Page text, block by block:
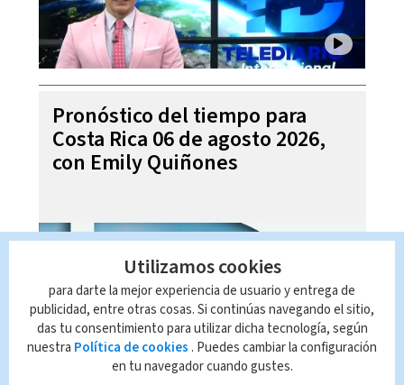
Pronóstico del tiempo para
Costa Rica 06 de agosto 2026,
con Emily Quiñones
Utilizamos cookies
para darte la mejor experiencia de usuario y entrega de
publicidad, entre otras cosas. Si continúas navegando el sitio,
das tu consentimiento para utilizar dicha tecnología, según
nuestra Política de cookies . Puedes cambiar la configuración
en tu navegador cuando gustes.